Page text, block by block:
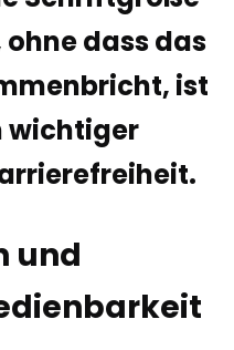
dass das
ist
wichtiger
und